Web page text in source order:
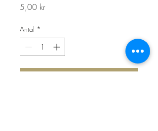
5,00 krPris
Antal *